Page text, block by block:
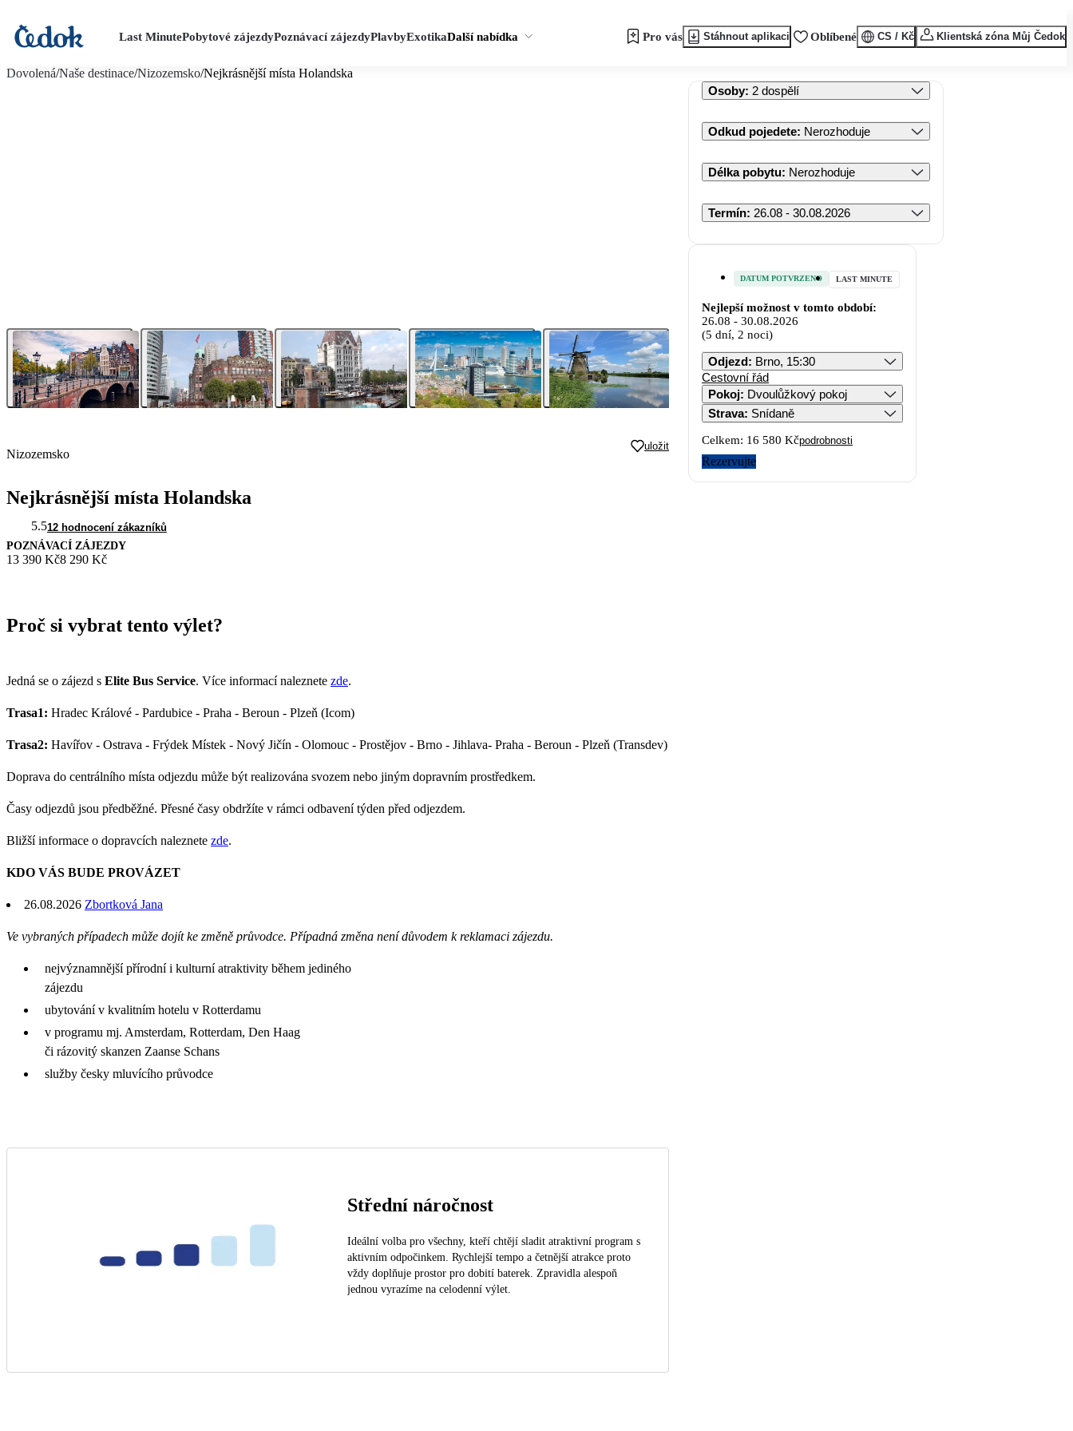
Last MinutePobytové zájezdyPoznávací zájezdyPlavbyExotikaDalší nabídka Pro vás Stáhnout aplikaci Oblíbené CS / Kč Klientská zóna Můj Čedok
Dovolená/Naše destinace/Nizozemsko/Nejkrásnější místa Holandska
Nizozemsko
uložit
Nejkrásnější místa Holandska
5.512 hodnocení zákazníků
POZNÁVACÍ ZÁJEZDY
13 390 Kč8 290 Kč
Proč si vybrat tento výlet?
Jedná se o zájezd s Elite Bus Service. Více informací naleznete zde.
Trasa1: Hradec Králové - Pardubice - Praha - Beroun - Plzeň (Icom)
Trasa2: Havířov - Ostrava - Frýdek Místek - Nový Jičín - Olomouc - Prostějov - Brno - Jihlava- Praha - Beroun - Plzeň (Transdev)
Doprava do centrálního místa odjezdu může být realizována svozem nebo jiným dopravním prostředkem.
Časy odjezdů jsou předběžné. Přesné časy obdržíte v rámci odbavení týden před odjezdem.
Bližší informace o dopravcích naleznete zde.
KDO VÁS BUDE PROVÁZET
26.08.2026 Zbortková Jana
Ve vybraných případech může dojít ke změně průvodce. Případná změna není důvodem k reklamaci zájezdu.
nejvýznamnější přírodní i kulturní atraktivity během jediného
zájezdu
ubytování v kvalitním hotelu v Rotterdamu
v programu mj. Amsterdam, Rotterdam, Den Haag
či rázovitý skanzen Zaanse Schans
služby česky mluvícího průvodce
Střední náročnost
Ideální volba pro všechny, kteří chtějí sladit atraktivní program s
aktivním odpočinkem. Rychlejší tempo a četnější atrakce proto
vždy doplňuje prostor pro dobití baterek. Zpravidla alespoň
jednou vyrazíme na celodenní výlet.
Osoby: 2 dospělí
Odkud pojedete: Nerozhoduje
Délka pobytu: Nerozhoduje
Termín: 26.08 - 30.08.2026
DATUM POTVRZENO LAST MINUTE
Nejlepší možnost v tomto období:
26.08 - 30.08.2026
(5 dní, 2 noci)
Odjezd: Brno, 15:30
Cestovní řád
Pokoj: Dvoulůžkový pokoj
Strava: Snídaně
Celkem: 16 580 Kčpodrobnosti
Rezervujte